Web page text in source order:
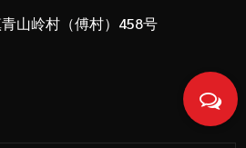
山岭村（傅村）458号